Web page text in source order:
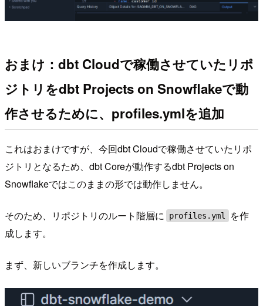
おまけ：dbt Cloudで稼働させていたリポ
ジトリをdbt Projects on Snowflakeで動
作させるために、profiles.ymlを追加
これはおまけですが、今回dbt Cloudで稼働させていたリポ
ジトリとなるため、dbt Coreが動作するdbt Projects on
Snowflakeではこのままの形では動作しません。
そのため、リポジトリのルート階層に profiles.yml
を作
成します。
まず、新しいブランチを作成します。